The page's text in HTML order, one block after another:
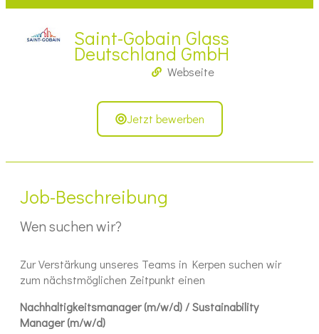
Saint-Gobain Glass
Deutschland GmbH
Webseite
Jetzt bewerben
Job-Beschreibung
Wen suchen wir?
Zur Verstärkung unseres Teams in Kerpen suchen wir
zum nächstmöglichen Zeitpunkt einen
Nachhaltigkeitsmanager (m/w/d) / Sustainability
Manager (m/w/d)